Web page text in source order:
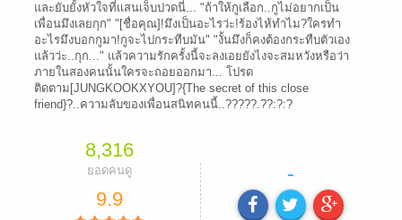
และยับยั้งหัวใจที่เเสนเจ็บปวดนี่... "ถ้าให้กูเลือก..กูไม่อยากเป็น
เพื่อนมึงเลยกุก" "[ชื่อคุณ]!มึงเป็นอะไรว่ะ!ร้องไห้ทำไม?ใครทำ
อะไรมึงบอกกูมา!กูจะไปกระทืบมัน" "งั้นมึงก็คงต้องกระทืบตัวเอง
แล้วว่ะ..กุก..." แล้วความรักครั้งนี้จะลงเอยยังไงจะสมหวังหรือว่า
ภายในสองคนนั้นใครจะถอยออกมา... โปรด
ติดตาม[JUNGKOOKXYOU]?{The secret of this close
friend}?..ความลับของเพื่อนสนิทคนนี้..?????.??:?:?
8,316
ยอดคนดู
9.9
-